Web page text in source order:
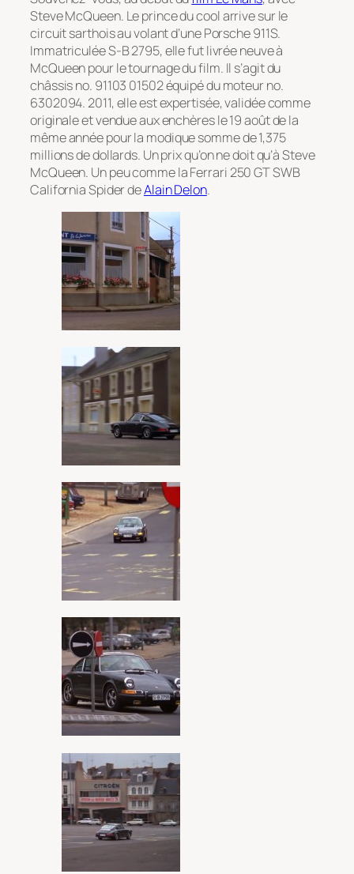
Steve McQueen. Le prince du cool arrive sur le
circuit sarthois au volant d’une Porsche 911S.
Immatriculée S-B 2795, elle fut livrée neuve à
McQueen pour le tournage du film. Il s’agit du
châssis no. 91103 01502 équipé du moteur no.
6302094. 2011, elle est expertisée, validée comme
originale et vendue aux enchères le 19 août de la
même année pour la modique somme de 1,375
millions de dollards. Un prix qu’on ne doit qu’à Steve
McQueen. Un peu comme la Ferrari 250 GT SWB
California Spider deAlain Delon.